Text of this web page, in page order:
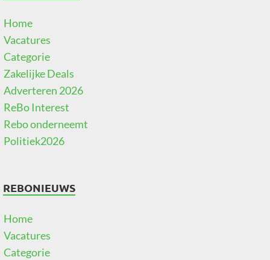
Home
Vacatures
Categorie
Zakelijke Deals
Adverteren 2026
ReBo Interest
Rebo onderneemt
Politiek2026
REBONIEUWS
Home
Vacatures
Categorie